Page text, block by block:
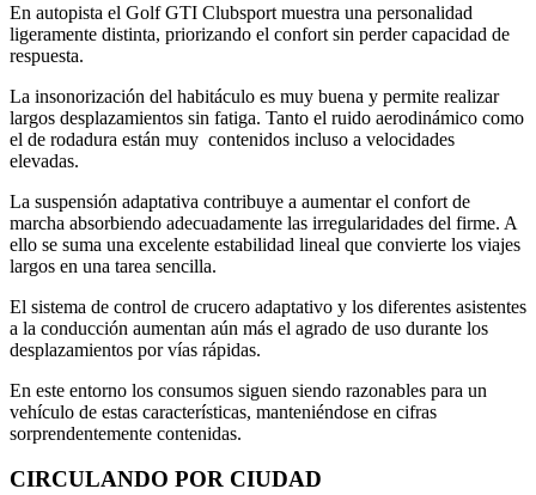
En autopista el Golf GTI Clubsport muestra una personalidad
ligeramente distinta, priorizando el confort sin perder capacidad de
respuesta.
La insonorización del habitáculo es muy buena y permite realizar
largos desplazamientos sin fatiga. Tanto el ruido aerodinámico como
el de rodadura están muy contenidos incluso a velocidades
elevadas.
La suspensión adaptativa contribuye a aumentar el confort de
marcha absorbiendo adecuadamente las irregularidades del firme. A
ello se suma una excelente estabilidad lineal que convierte los viajes
largos en una tarea sencilla.
El sistema de control de crucero adaptativo y los diferentes asistentes
a la conducción aumentan aún más el agrado de uso durante los
desplazamientos por vías rápidas.
En este entorno los consumos siguen siendo razonables para un
vehículo de estas características, manteniéndose en cifras
sorprendentemente contenidas.
CIRCULANDO POR CIUDAD